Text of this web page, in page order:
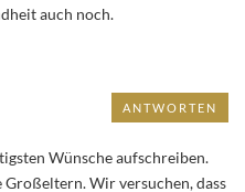
auch noch.
Wünsche aufschreiben.
Wir versuchen, dass
ANTWORTEN